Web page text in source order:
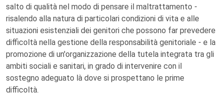
salto di qualità nel modo di pensare il maltrattamento -
risalendo alla natura di particolari condizioni di vita e alle
situazioni esistenziali dei genitori che possono far prevedere
difficoltà nella gestione della responsabilità genitoriale - e la
promozione di un'organizzazione della tutela integrata tra gli
ambiti sociali e sanitari, in grado di intervenire con il
sostegno adeguato là dove si prospettano le prime
difficoltà.